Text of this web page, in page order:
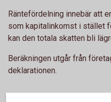
Räntefördelning innebär att
som kapitalinkomst i stället
kan den totala skatten bli
Beräkningen utgår från
deklarationen.